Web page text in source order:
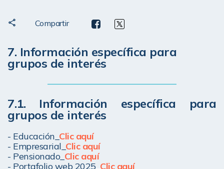
Compartir
7. Información específica para
grupos de interés
7.1. Información específica para
grupos de interés
- Educación_ Clic aquí
- Empresarial_ Clic aquí
- Pensionado_ Clic aquí
- Portafolio web 2025_ Clic aquí